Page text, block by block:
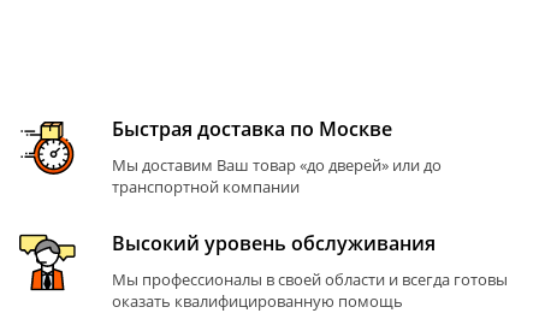
Быстрая доставка по Москве
Мы доставим Ваш товар «до дверей» или до
транспортной компании
Высокий уровень обслуживания
Мы профессионалы в своей области и всегда готовы
оказать квалифицированную помощь